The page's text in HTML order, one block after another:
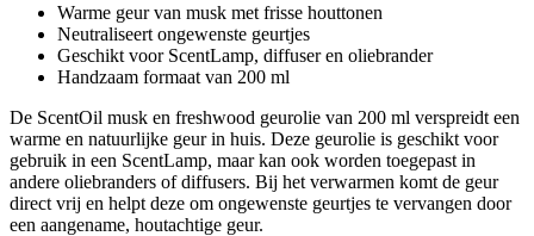
Warme geur van musk met frisse houttonen
Neutraliseert ongewenste geurtjes
Geschikt voor ScentLamp, diffuser en oliebrander
Handzaam formaat van 200 ml
De ScentOil musk en freshwood geurolie van 200 ml verspreidt een
warme en natuurlijke geur in huis. Deze geurolie is geschikt voor
gebruik in een ScentLamp, maar kan ook worden toegepast in
andere oliebranders of diffusers. Bij het verwarmen komt de geur
direct vrij en helpt deze om ongewenste geurtjes te vervangen door
een aangename, houtachtige geur.